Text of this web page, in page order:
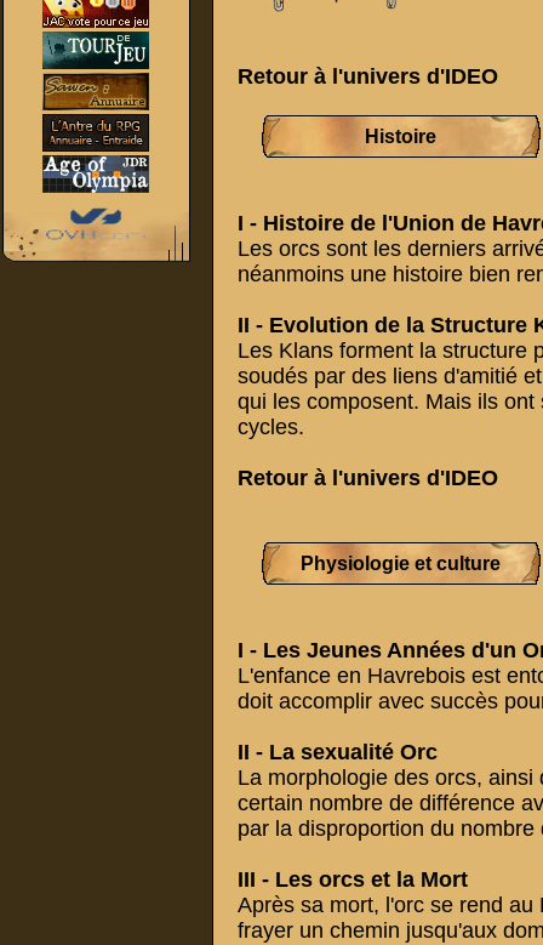
Retour à l'univers d'IDEO
Histoire
I - Histoire de l'Union de
Les orcs sont les derniers
néanmoins une histoire bien
II - Evolution de la Structure
Les Klans forment la structure
soudés par des liens d'amitié
qui les composent. Mais ils
cycles.
Retour à l'univers d'IDEO
Physiologie et culture
I - Les Jeunes Années d'un
L'enfance en Havrebois est
doit accomplir avec succès
II - La sexualité Orc
La morphologie des orcs,
certain nombre de différence
par la disproportion du
III - Les orcs et la Mort
Après sa mort, l'orc se rend
frayer un chemin jusqu'aux